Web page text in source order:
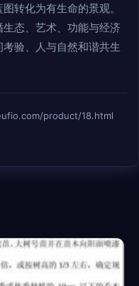
转化为有生命的景观。
态、艺术、功能与经济
验、人与自然和谐共生
product/18.html